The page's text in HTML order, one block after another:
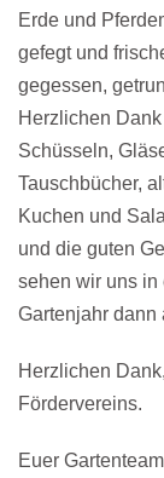
Erde und
gefegt und
gegessen,
Herzlichen
Schüsseln,
Tauschbücher,
Kuchen und
und die guten
sehen wir uns in
Gartenjahr dann
Herzlichen
Fördervereins.
Euer Gartenteam